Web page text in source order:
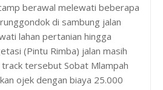
berawal melewati beberapa
di sambung jalan
lahan pertanian hingga
(Pintu Rimba) jalan masih
track tersebut Sobat Mlampah
ojek dengan biaya 25.000